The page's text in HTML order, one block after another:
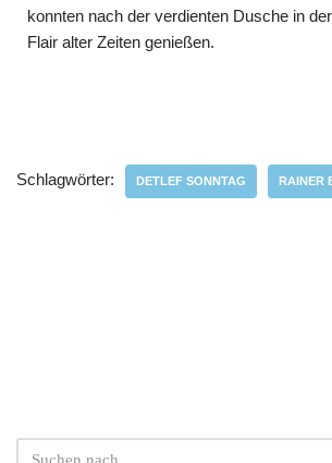
konnten nach der verdien­ten Dusche in
Flair alter Zeiten genießen.
Schlagwörter: DETLEF SONNTAG RAINER